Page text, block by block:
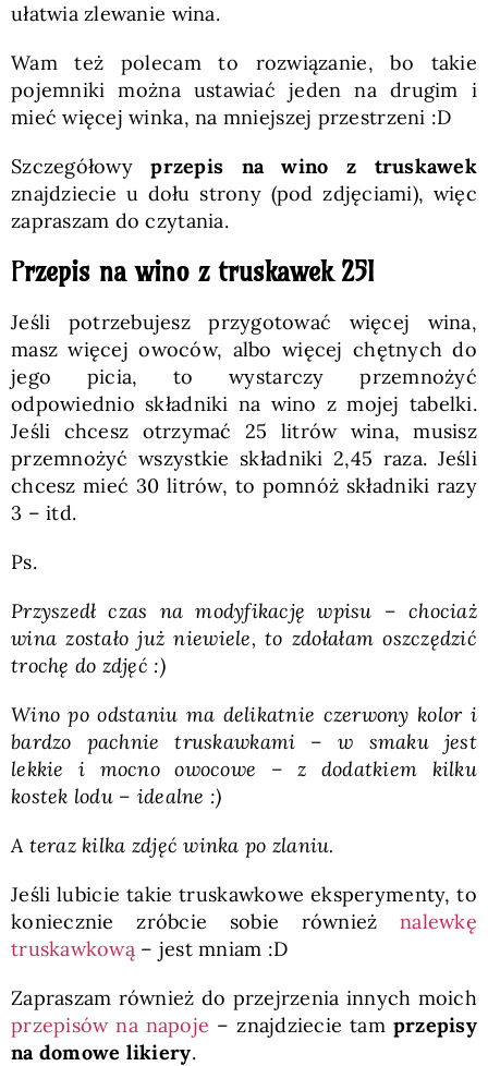
ułatwia zlewanie wina.
Wam też polecam to rozwiązanie, bo takie
pojemniki można ustawiać jeden na drugim i
mieć więcej winka, na mniejszej przestrzeni :D
Szczegółowyprzepis na wino z truskawek
znajdziecie u dołu strony (pod zdjęciami), więc
zapraszam do czytania.
Przepis na wino z truskawek 25l
Jeśli potrzebujesz przygotować więcej wina,
masz więcej owoców, albo więcej chętnych do
jego picia, to wystarczy przemnożyć
odpowiednio składniki na wino z mojej tabelki.
Jeśli chcesz otrzymać 25 litrów wina, musisz
przemnożyć wszystkie składniki 2,45 raza. Jeśli
chcesz mieć 30 litrów, to pomnóż składniki razy
3 – itd.
Ps.
Przyszedł czas na modyfikację wpisu – chociaż
wina zostało już niewiele, to zdołałam oszczędzić
trochę do zdjęć :)
Wino po odstaniu ma delikatnie czerwony kolor i
bardzo pachnie truskawkami – w smaku jest
lekkie i mocno owocowe – z dodatkiem kilku
kostek lodu – idealne :)
A teraz kilka zdjęć winka po zlaniu.
Jeśli lubicie takie truskawkowe eksperymenty, to
koniecznie zróbcie sobie równieżnalewkę
truskawkową– jest mniam :D
Zapraszam również do przejrzenia innych moich
przepisów na napoje – znajdziecie tam przepisy
na domowe likiery.